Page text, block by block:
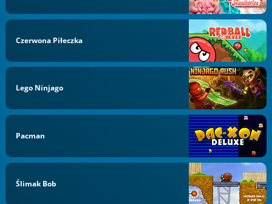
Czerwona Piłeczka
Lego Ninjago
Pacman
Ślimak Bob